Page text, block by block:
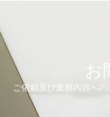
お
ご依頼及び業務内容へ